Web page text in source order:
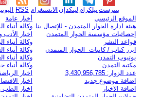
RSS الانستغرام لينكدإن تيلكرامبنترست
الموقع الرئيسي
هيئة ادارة الحوار المتمدن - للإتصال بنا
إحصائيات مؤسسة الحوار المتمدن
قواعد النشر
ابرز كتاب / كاتبات الحوار المتمدن
يوتيوب التمدن
مكتبة التمدن
عدد الزوار: 3,430,956,785
اضافة موضوع جديد
اضافة الاخبار
أخبار عامة
وكالة أنباء
اخبار الأدب
وكالة أنباء
وكالة أنباء
وكالة أنباء
وكالة أنباء
اخبار
اخبار
اخبار الطب